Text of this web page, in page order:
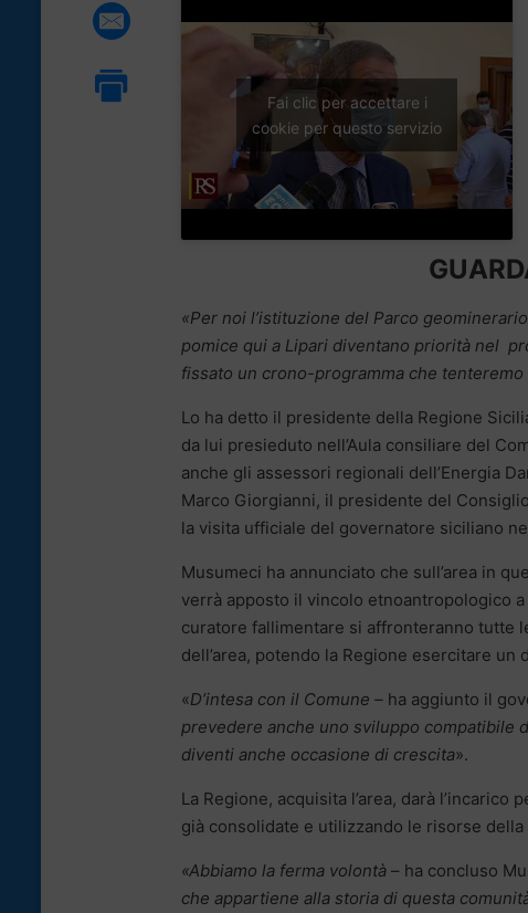
Fai clic per accettare i
cookie per questo servizio
«Per noi l’istituzione del Parco
pomice qui a Lipari diventano priorità nel
fissato un crono-programma che
Lo ha detto il presidente della Regione
da lui presieduto nell’Aula consiliare del
anche gli assessori regionali dell’Energia
Marco Giorgianni, il presidente del
la visita ufficiale del governatore siciliano
Musumeci ha annunciato che sull’area in
verrà apposto il vincolo etnoantropologico
curatore fallimentare si affronteranno tutte
dell’area, potendo la Regione esercitare un
«D’intesa con il Comune – ha aggiunto il
prevedere anche uno sviluppo compatibile
diventi anche occasione di crescita».
La Regione, acquisita l’area, darà
già consolidate e utilizzando le risorse
«Abbiamo la ferma volontà – ha concluso
che appartiene alla storia di questa